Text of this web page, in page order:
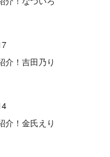
介！吉田乃り
介！金氏えり